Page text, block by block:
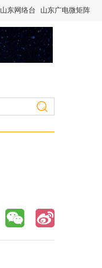
山东网络台 山东广电微矩阵